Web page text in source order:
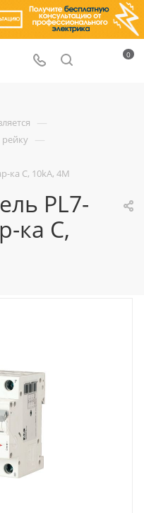
0
—
—
ка C, 10kA, 4M
PL7-
ка C,